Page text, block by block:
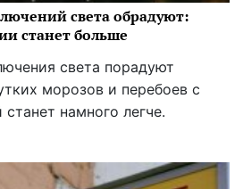
света обрадуют:
станет больше
света порадуют
морозов и перебоев с
намного легче.